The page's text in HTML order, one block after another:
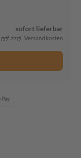
sofort lieferbar
zzgl. Versandkosten